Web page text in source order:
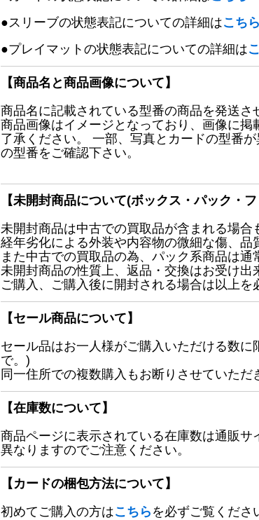
●スリーブの状態表記についての詳細はこちら
●プレイマットの状態表記についての詳細は
【商品名と商品画像について】
商品名に記載されている型番の商品を発送さ
商品画像はイメージとなっており、画像に
了承ください。 一部、写真とカードの型番
の型番をご確認下さい。
【未開封商品について(ボックス・パック・
未開封商品は中古での買取品が含まれる場合
経年劣化による外装や内容物の微細な傷、品
また中古での買取品の為、パック系商品は通
未開封商品の性質上、返品・交換はお受け出
ご購入、ご購入後に開封される場合は以上を
【セール商品について】
セール品はお一人様がご購入いただける数
で。)
同一住所での複数購入もお断りさせていただ
【在庫数について】
商品ページに表示されている在庫数は通販
異なりますのでご注意ください。
【カードの梱包方法について】
初めてご購入の方はこちら を必ずご覧くださ